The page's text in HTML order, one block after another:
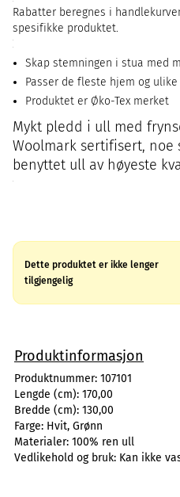
Rabatter beregnes i
spesifikke produktet.
Skap stemningen i stua med
Passer de fleste hjem og
Produktet er Øko-Tex merket
Mykt pledd i ull med
Woolmark sertifisert, noe
benyttet ull av høyeste
Dette produktet er ikke lenger
tilgjengelig
Produktinformasjon
Produktnummer: 107101
Lengde (cm): 170,00
Bredde (cm): 130,00
Farge: Hvit, Grønn
Materialer: 100% ren ull
Vedlikehold og bruk: Kan ikke